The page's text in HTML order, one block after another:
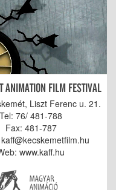
ANIMATION FILM FESTIVAL
Liszt Ferenc u. 21.
Tel: 76/ 481-788
Fax: 481-787
www.kaff.hu